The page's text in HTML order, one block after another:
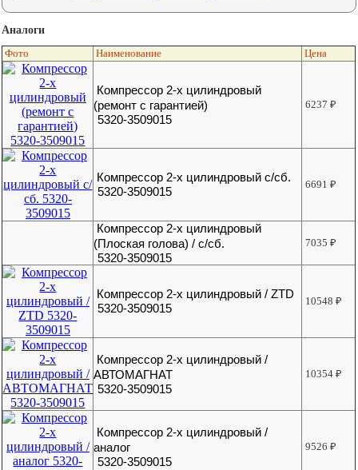
Аналоги
Фото Наименование Цена
Компрессор 2-х цилиндровый
(ремонт с гарантией)
5320-3509015
6237₽
Компрессор 2-х цилиндровый с/сб.
5320-3509015
6691₽
Компрессор 2-х цилиндровый
(Плоская голова) / с/сб.
5320-3509015
7035₽
Компрессор 2-х цилиндровый / ZTD
5320-3509015
10548₽
Компрессор 2-х цилиндровый /
АВТОМАГНАТ
5320-3509015
10354₽
Компрессор 2-х цилиндровый /
аналог
5320-3509015
9526₽